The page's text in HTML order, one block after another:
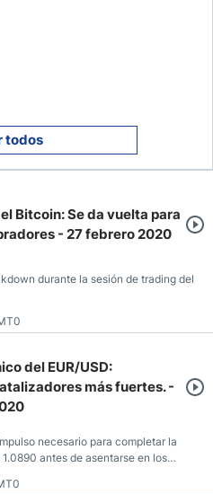
todos
Bitcoin: Se da vuelta para
- 27 febrero 2020
durante la sesión de trading del
del EUR/USD:
más fuertes. -
necesario para completar la
antes de asentarse en los